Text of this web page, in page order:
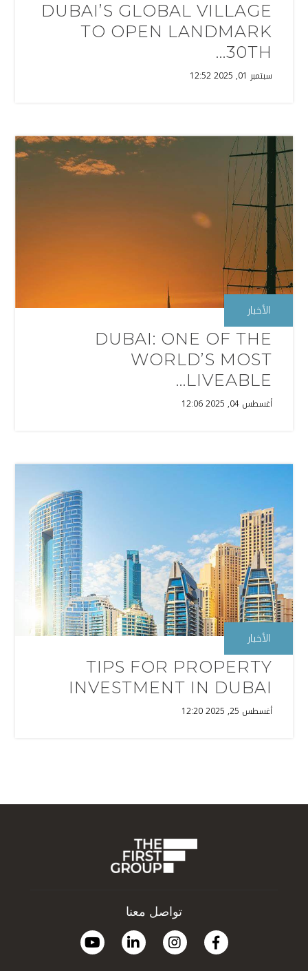
DUBAI’S GLOBAL VILLAGE
TO OPEN LANDMARK
30TH...
سبتمبر 01, 2025 12:52
الأخبار
DUBAI: ONE OF THE
WORLD’S MOST
LIVEABLE...
أغسطس 04, 2025 12:06
الأخبار
TIPS FOR PROPERTY
INVESTMENT IN DUBAI
أغسطس 25, 2025 12:20
تواصل معنا